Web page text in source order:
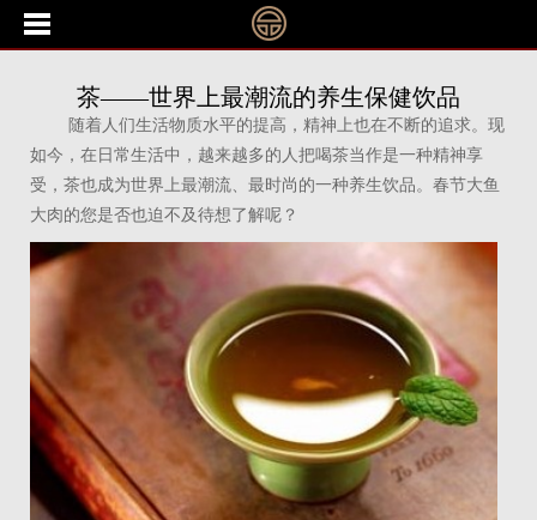
茶——世界上最潮流的养生保健饮品
随着人们生活物质水平的提高，精神上也在不断的追求。现
如今，在日常生活中，越来越多的人把喝茶当作是一种精神享
受，茶也成为世界上最潮流、最时尚的一种养生饮品。春节大鱼
大肉的您是否也迫不及待想了解呢？